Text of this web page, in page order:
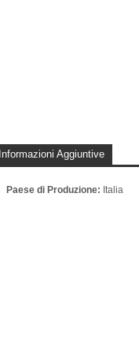
Aggiuntive
Paese di Produzione: Italia